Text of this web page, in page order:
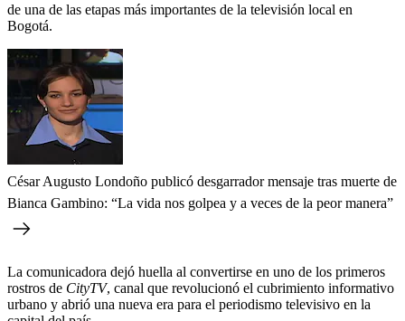
de una de las etapas más importantes de la televisión local en
Bogotá.
César Augusto Londoño publicó desgarrador mensaje tras muerte de
Bianca Gambino: “La vida nos golpea y a veces de la peor manera”
La comunicadora dejó huella al convertirse en uno de los primeros
rostros de CityTV, canal que revolucionó el cubrimiento informativo
urbano y abrió una nueva era para el periodismo televisivo en la